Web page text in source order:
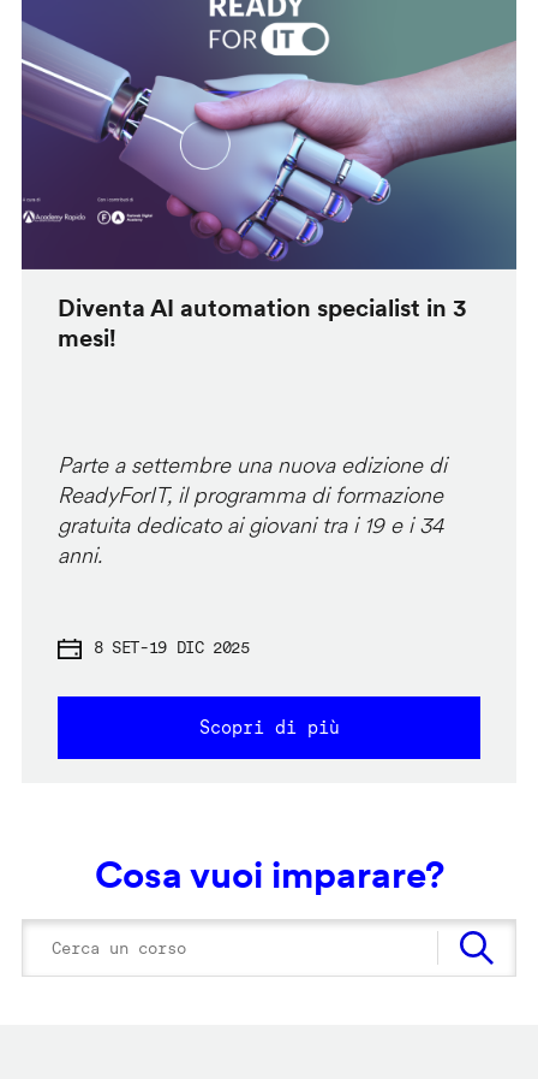
Diventa AI automation specialist in 3
mesi!
Parte a settembre una nuova edizione di
ReadyForIT, il programma di formazione
gratuita dedicato ai giovani tra i 19 e i 34
anni.
8 SET-19 DIC 2025
Scopri di più
Cosa vuoi imparare?